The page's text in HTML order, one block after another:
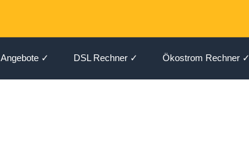
Angebote ✓ DSL Rechner ✓ Ökostrom Rechner ✓